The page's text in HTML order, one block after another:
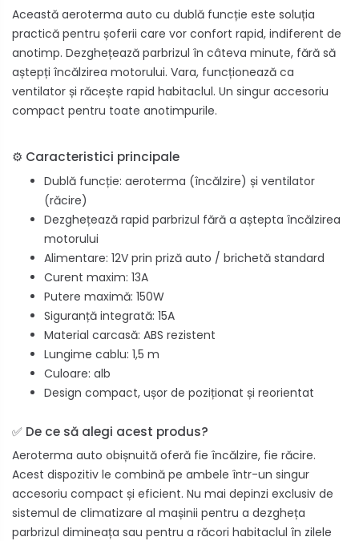
Această aeroterma auto cu dublă funcție este soluția
practică pentru șoferii care vor confort rapid, indiferent de
anotimp. Dezghețează parbrizul în câteva minute, fără să
aștepți încălzirea motorului. Vara, funcționează ca
ventilator și răcește rapid habitaclul. Un singur accesoriu
compact pentru toate anotimpurile.
⚙️ Caracteristici principale
Dublă funcție: aeroterma (încălzire) și ventilator
(răcire)
Dezghețează rapid parbrizul fără a aștepta încălzirea
motorului
Alimentare: 12V prin priză auto / brichetă standard
Curent maxim: 13A
Putere maximă: 150W
Siguranță integrată: 15A
Material carcasă: ABS rezistent
Lungime cablu: 1,5 m
Culoare: alb
Design compact, ușor de poziționat și reorientat
✅ De ce să alegi acest produs?
Aeroterma auto obișnuită oferă fie încălzire, fie răcire.
Acest dispozitiv le combină pe ambele într-un singur
accesoriu compact și eficient. Nu mai depinzi exclusiv de
sistemul de climatizare al mașinii pentru a dezgheța
parbrizul dimineața sau pentru a răcori habitaclul în zilele